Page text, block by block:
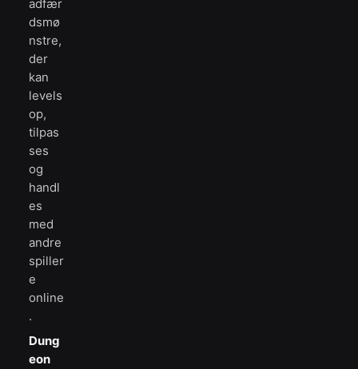
adfær
dsmø
nstre,
der
kan
levels
op,
tilpas
ses
og
handl
es
med
andre
spiller
e
online
.
Dung
eon